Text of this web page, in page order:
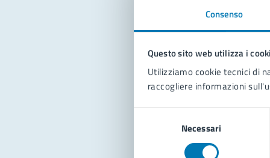
Consenso
Questo sito web utilizza i
Utilizziamo cookie tecnici di
raccogliere informazioni
Necessari